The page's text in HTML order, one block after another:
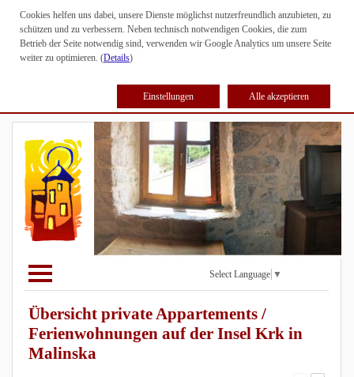
Cookies helfen uns dabei, unsere Dienste möglichst nutzerfreundlich anzubieten, zu
schützen und zu verbessern. Neben technisch notwendigen Cookies, die zum
Betrieb der Seite notwendig sind, verwenden wir Google Analytics um unsere Seite
weiter zu optimieren. (Details)
Einstellungen Alle akzeptieren
Select Language ▼
Übersicht private Appartements /
Ferienwohnungen auf der Insel Krk in
Malinska